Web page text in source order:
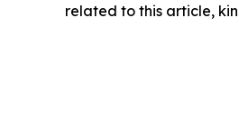
related to this article,